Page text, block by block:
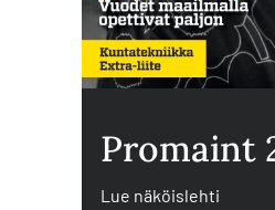
Promaint
Lue näköislehti